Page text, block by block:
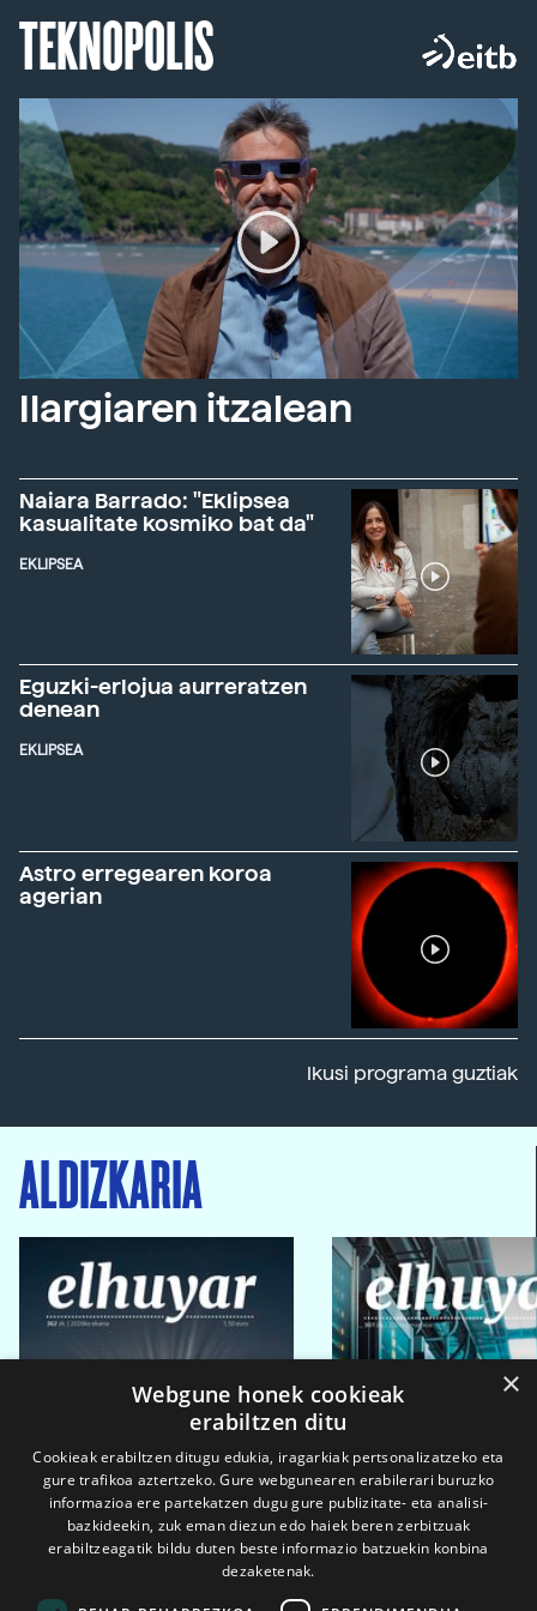
TEKNOPOLIS
Ilargiaren itzalean
Naiara Barrado: "Eklipsea
kasualitate kosmiko bat da"
EKLIPSEA
Eguzki-erlojua aurreratzen
denean
EKLIPSEA
Astro erregearen koroa
agerian
Ikusi programa guztiak
ALDIZKARIA
×
Webgune honek cookieak
erabiltzen ditu
Cookieak erabiltzen ditugu edukia, iragarkiak pertsonalizatzeko eta
gure trafikoa aztertzeko. Gure webgunearen erabilerari buruzko
informazioa ere partekatzen dugu gure publizitate- eta analisi-
bazkideekin, zuk eman diezun edo haiek beren zerbitzuak
erabiltzeagatik bildu duten beste informazio batzuekin konbina
dezaketenak.